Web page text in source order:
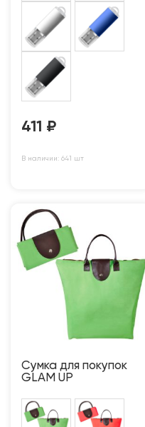
411 ₽
В наличии: 641 шт
Сумка для покупок
GLAM UP